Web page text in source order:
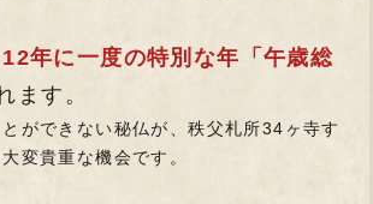
12年に一度の特別な年「午歳総
ます。
ができない秘仏が、秩父札所34ヶ寺す
変貴重な機会です。